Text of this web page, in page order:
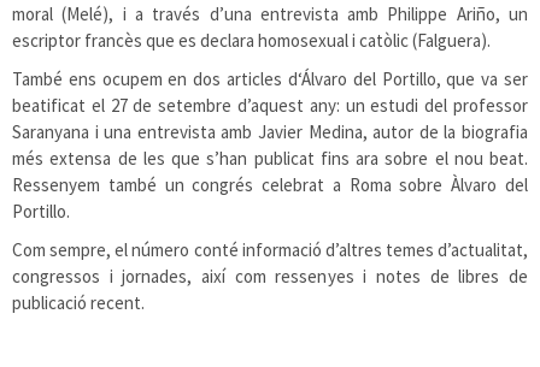
moral (Melé), i a través d’una entrevista amb Philippe Ariño, un
escriptor francès que es declara homosexual i catòlic (Falguera).
També ens ocupem en dos articles d‘Álvaro del Portillo, que va ser
beatificat el 27 de setembre d’aquest any: un estudi del professor
Saranyana i una entrevista amb Javier Medina, autor de la biografia
més extensa de les que s’han publicat fins ara sobre el nou beat.
Ressenyem també un congrés celebrat a Roma sobre Àlvaro del
Portillo.
Com sempre, el número conté informació d’altres temes d’actualitat,
congressos i jornades, així com ressenyes i notes de libres de
publicació recent.